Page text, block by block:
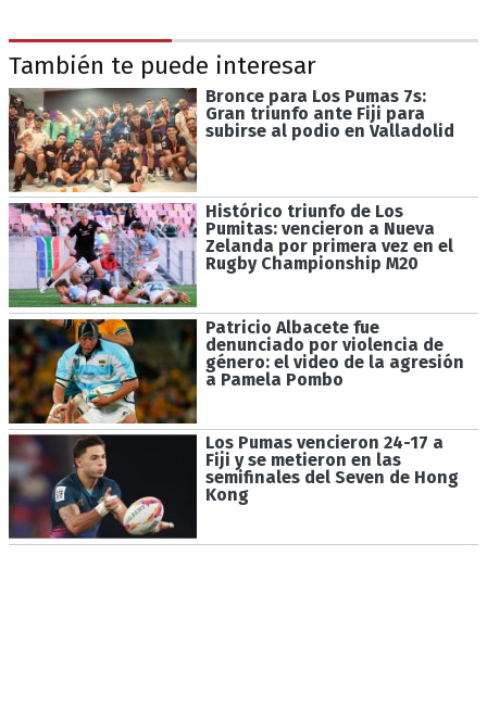
También te puede interesar
Bronce para Los Pumas 7s:
Gran triunfo ante Fiji para
subirse al podio en Valladolid
Histórico triunfo de Los
Pumitas: vencieron a Nueva
Zelanda por primera vez en el
Rugby Championship M20
Patricio Albacete fue
denunciado por violencia de
género: el video de la agresión
a Pamela Pombo
Los Pumas vencieron 24-17 a
Fiji y se metieron en las
semifinales del Seven de Hong
Kong